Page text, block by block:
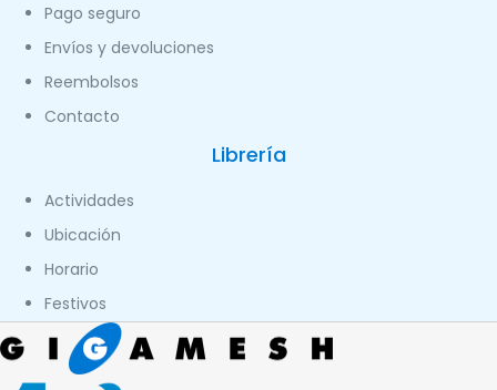
Pago seguro
Envíos y devoluciones
Reembolsos
Contacto
Librería
Actividades
Ubicación
Horario
Festivos